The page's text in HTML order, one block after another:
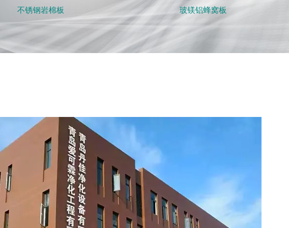
不锈钢岩棉板 玻镁铝蜂窝板